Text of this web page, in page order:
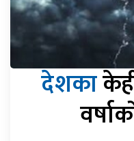
देशका